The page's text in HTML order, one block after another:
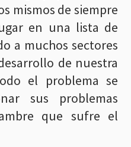
mismos de siempre
en una lista de
a muchos sectores
de nuestra
el problema se
sus problemas
que sufre el